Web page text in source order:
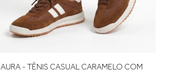
AMY - TÊNIS CASUAL OFF WHITE C/ PRETO